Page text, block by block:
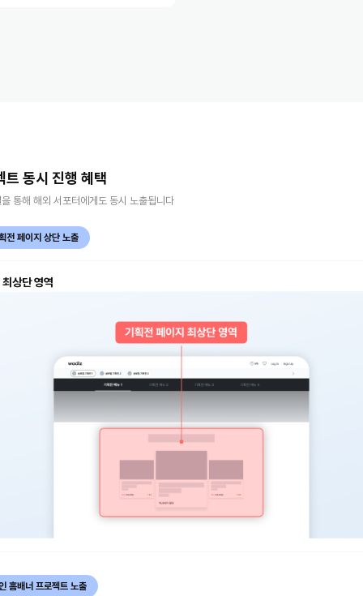
트 동시 진행 혜택
통해 해외 서포터에게도 동시 노출됩니다
전 페이지 상단 노출
상단 영역
홈배너 프로젝트 노출